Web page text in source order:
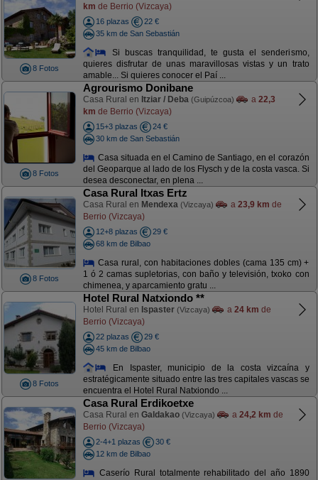
8 Fotos
km de Berrio (Vizcaya)
16 plazas
22 €
35 km de San Sebastián
Si buscas tranquilidad, te gusta el senderismo,
quieres disfrutar de unas maravillosas vistas y un trato
amable... Si quieres conocer el Paí ...
8 Fotos
Agrourismo Donibane
Casa Rural en Itziar / Deba (Guipúzcoa) a 22,3
km de Berrio (Vizcaya)
15+3 plazas
24 €
30 km de San Sebastián
Casa situada en el Camino de Santiago, en el corazón
del Geoparque al lado de los Flysch y de la costa vasca. Si
desea desconectar, en plena ...
8 Fotos
Casa Rural Itxas Ertz
Casa Rural en Mendexa (Vizcaya) a 23,9 km de
Berrio (Vizcaya)
12+8 plazas
29 €
68 km de Bilbao
Casa rural, con habitaciones dobles (cama 135 cm) +
1 ó 2 camas supletorias, con baño y televisión, txoko con
chimenea, y aparcamiento gratu ...
8 Fotos
Hotel Rural Natxiondo **
Hotel Rural en Ispaster (Vizcaya) a 24 km de
Berrio (Vizcaya)
22 plazas
29 €
45 km de Bilbao
En Ispaster, municipio de la costa vizcaína y
estratégicamente situado entre las tres capitales vascas se
encuentra el Hotel Rural Natxiondo ...
Casa Rural Erdikoetxe
Casa Rural en Galdakao (Vizcaya) a 24,2 km de
Berrio (Vizcaya)
2-4+1 plazas
30 €
12 km de Bilbao
Caserío Rural totalmente rehabilitado del año 1890